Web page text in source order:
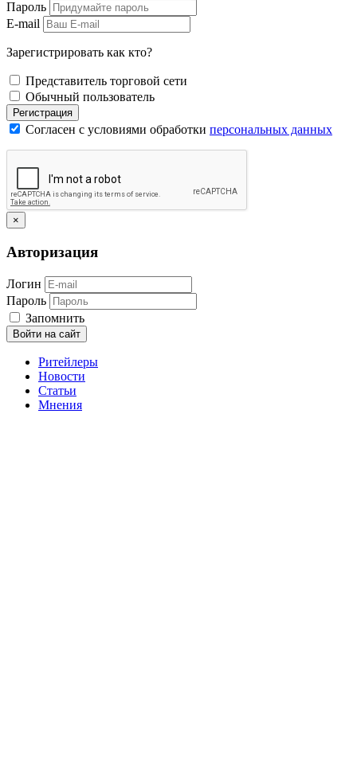
Пароль
E-mail
Зарегистрировать как кто?
Представитель торговой сети
Обычный пользователь
Регистрация
Согласен с условиями обработки персональных данных
×
Авторизация
Логин
Пароль
Запомнить
Войти на сайт
Ритейлеры
Новости
Статьи
Мнения